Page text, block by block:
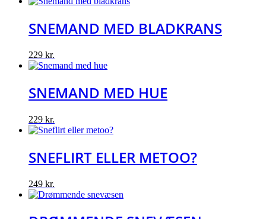
SNEMAND MED BLADKRANS
229 kr.
SNEMAND MED HUE
229 kr.
SNEFLIRT ELLER METOO?
249 kr.